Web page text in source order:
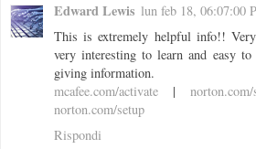
Edward Lewis lun feb 18, 06:07:00
This is extremely helpful info!!
very interesting to learn and easy
giving information.
mcafee.com/activate | norton.com/
norton.com/setup
Rispondi